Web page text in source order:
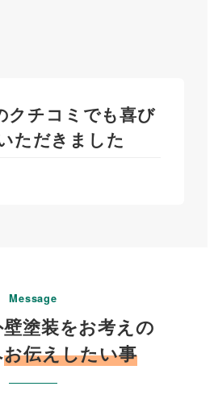
クチコミでも喜び
ただきました
Message
塗装をお考えの
お伝えしたい事